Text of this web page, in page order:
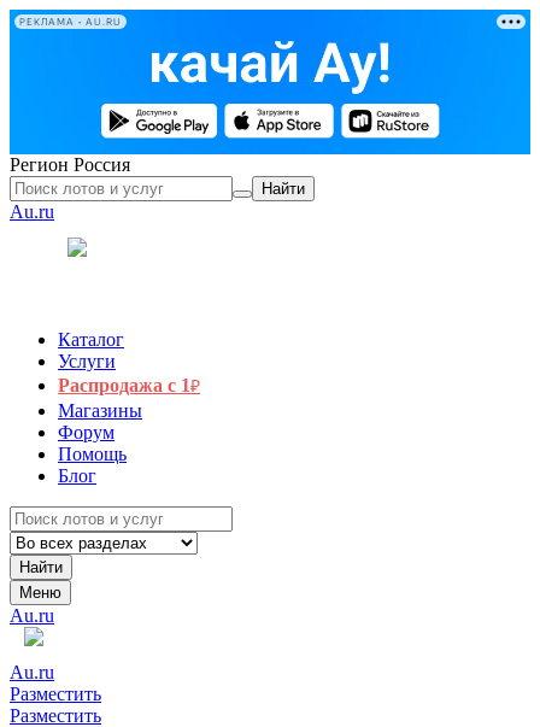
РЕКЛАМА • AU.RU
Регион Россия
Найти
Au.ru
Каталог
Услуги
Распродажа с 1₽
Магазины
Форум
Помощь
Блог
Найти
Меню
Au.ru
Au.ru
Разместить
Разместить